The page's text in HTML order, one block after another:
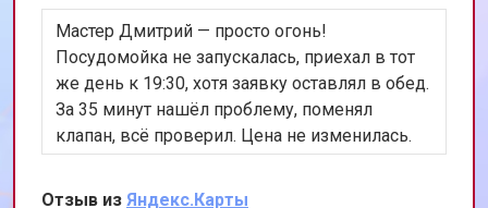
Замена расходомера от 1600 ₽ Заказать
Замена разбрызгивателя от 750 ₽ Заказать
Замена пускового конденсатора
циркуляционного насоса
Заказать
Замена проточного
нагревательного элемента
от 2000 ₽ Заказать
Мастер Дмитрий — просто огонь!
Посудомойка не запускалась, приехал в тот
же день к 19:30, хотя заявку оставлял в обед.
За 35 минут нашёл проблему, поменял
клапан, всё проверил. Цена не изменилась.
Теперь работает лучше, чем когда покупали.
Сохранил номер, всем уже разослал.
Отзыв из Яндекс.Карты